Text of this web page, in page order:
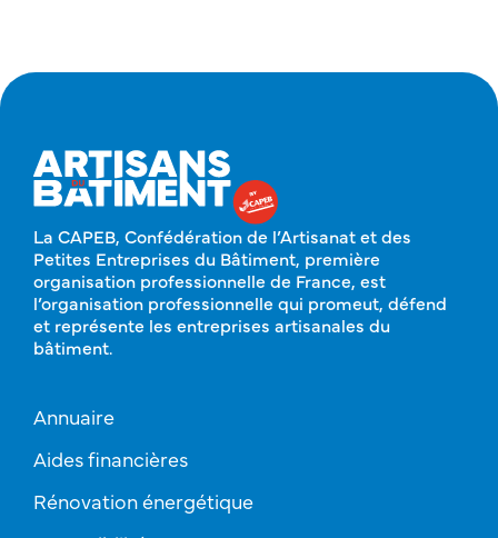
La CAPEB, Confédération de l’Artisanat et des
Petites Entreprises du Bâtiment, première
organisation professionnelle de France, est
l’organisation professionnelle qui promeut, défend
et représente les entreprises artisanales du
bâtiment.
Annuaire
Aides financières
Rénovation énergétique